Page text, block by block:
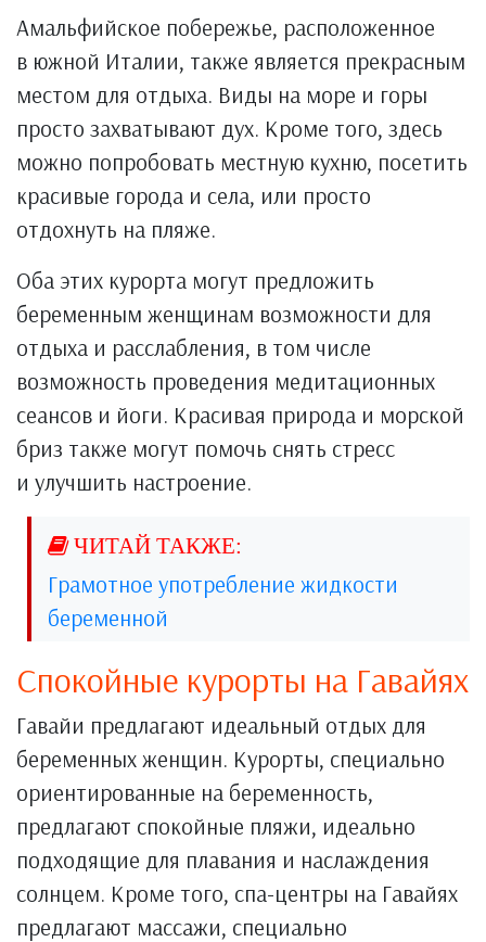
Амальфийское побережье, расположенное
в южной Италии, также является прекрасным
местом для отдыха. Виды на море и горы
просто захватывают дух. Кроме того, здесь
можно попробовать местную кухню, посетить
красивые города и села, или просто
отдохнуть на пляже.
Оба этих курорта могут предложить
беременным женщинам возможности для
отдыха и расслабления, в том числе
возможность проведения медитационных
сеансов и йоги. Красивая природа и морской
бриз также могут помочь снять стресс
и улучшить настроение.
Грамотное употребление жидкости
беременной
Спокойные курорты на Гавайях
Гавайи предлагают идеальный отдых для
беременных женщин. Курорты, специально
ориентированные на беременность,
предлагают спокойные пляжи, идеально
подходящие для плавания и наслаждения
солнцем. Кроме того, спа-центры на Гавайях
предлагают массажи, специально